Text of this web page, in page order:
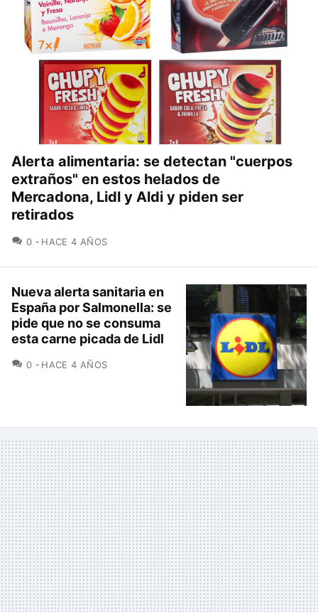
Alerta alimentaria: se detectan "cuerpos
extraños" en estos helados de
Mercadona, Lidl y Aldi y piden ser
retirados
0 COMENTARIOS
HACE 4 AÑOS
Nueva alerta sanitaria en
España por Salmonella: se
pide que no se consuma
esta carne picada de Lidl
0 COMENTARIOS
HACE 4 AÑOS